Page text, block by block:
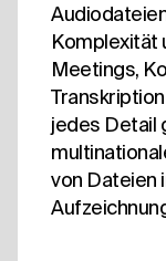
Komplexität
Meetings,
jedes Detail
von Dateien